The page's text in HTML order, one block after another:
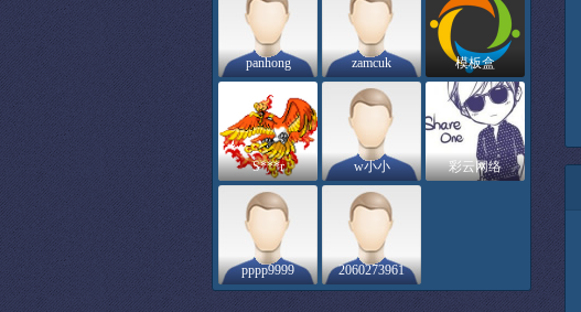
panhong zamcuk 模板盒
S***r w小小 彩云网络
pppp9999 2060273961